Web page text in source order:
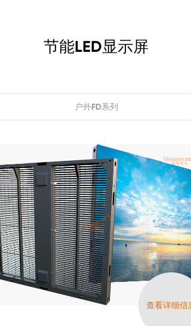
节能LED显示屏
户外FD系列
查看详细信